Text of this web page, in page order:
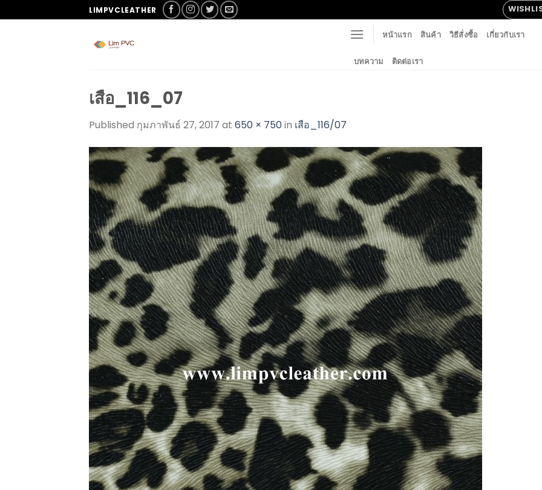
LIMPVCLEATHER
หน้าแรก สินค้า วิธีสั่งซื้อ เกี่ยวกับเรา
บทความ ติดต่อเรา
เสือ_116_07
Published กุมภาพันธ์ 27, 2017 at 650 × 750in เสือ_116/07